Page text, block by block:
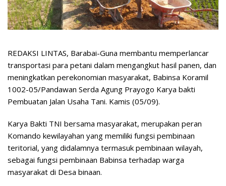
REDAKSI LINTAS, Barabai-Guna membantu memperlancar
transportasi para petani dalam mengangkut hasil panen, dan
meningkatkan perekonomian masyarakat, Babinsa Koramil
1002-05/Pandawan Serda Agung Prayogo Karya bakti
Pembuatan Jalan Usaha Tani. Kamis (05/09).
Karya Bakti TNI bersama masyarakat, merupakan peran
Komando kewilayahan yang memiliki fungsi pembinaan
teritorial, yang didalamnya termasuk pembinaan wilayah,
sebagai fungsi pembinaan Babinsa terhadap warga
masyarakat di Desa binaan.